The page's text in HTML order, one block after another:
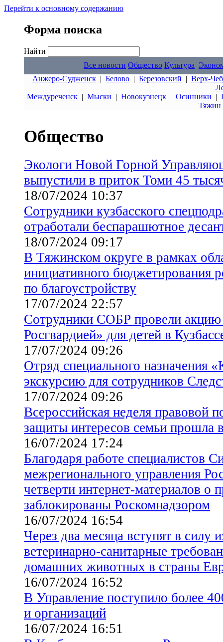
Перейти к основному содержанию
Форма поиска
Найти
Все новости Общество Культура
Анжеро-Судженск | Белово | Березовский | Верх-
Междуреченск| Мыски | Новокузнецк| Осинники |
Тяжин
Общество
Экологи Новой Горной
выпустили в приток Томи 45
18/07/2024 10:37
Сотрудники кузбасского
отработали беспарашютное
18/07/2024 09:17
В Тяжинском округе в рамках
инициативного бюджетирования
по благоустройству
17/07/2024 22:57
Сотрудники СОБР провели
Росгвардией» для детей в
17/07/2024 09:26
Отряд специального назначения
экскурсию для сотрудников
17/07/2024 09:26
Всероссийская неделя правовой
защиты интересов семьи прошла
16/07/2024 17:24
Благодаря работе специалистов
межрегионального управления
четверти интернет-материалов о
заблокированы Роскомнадзором
16/07/2024 16:54
Через два месяца вступят в силу
ветеринарно-санитарные
домашних животных в страны
16/07/2024 16:52
В Управление поступило более
и организаций
16/07/2024 16:51